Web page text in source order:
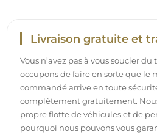
Livraison gratuite et
Vous n’avez pas à vous soucier
occupons de faire en sorte que le
commandé arrive en toute
complètement gratuitement.
propre flotte de véhicules et de
pourquoi nous pouvons vous